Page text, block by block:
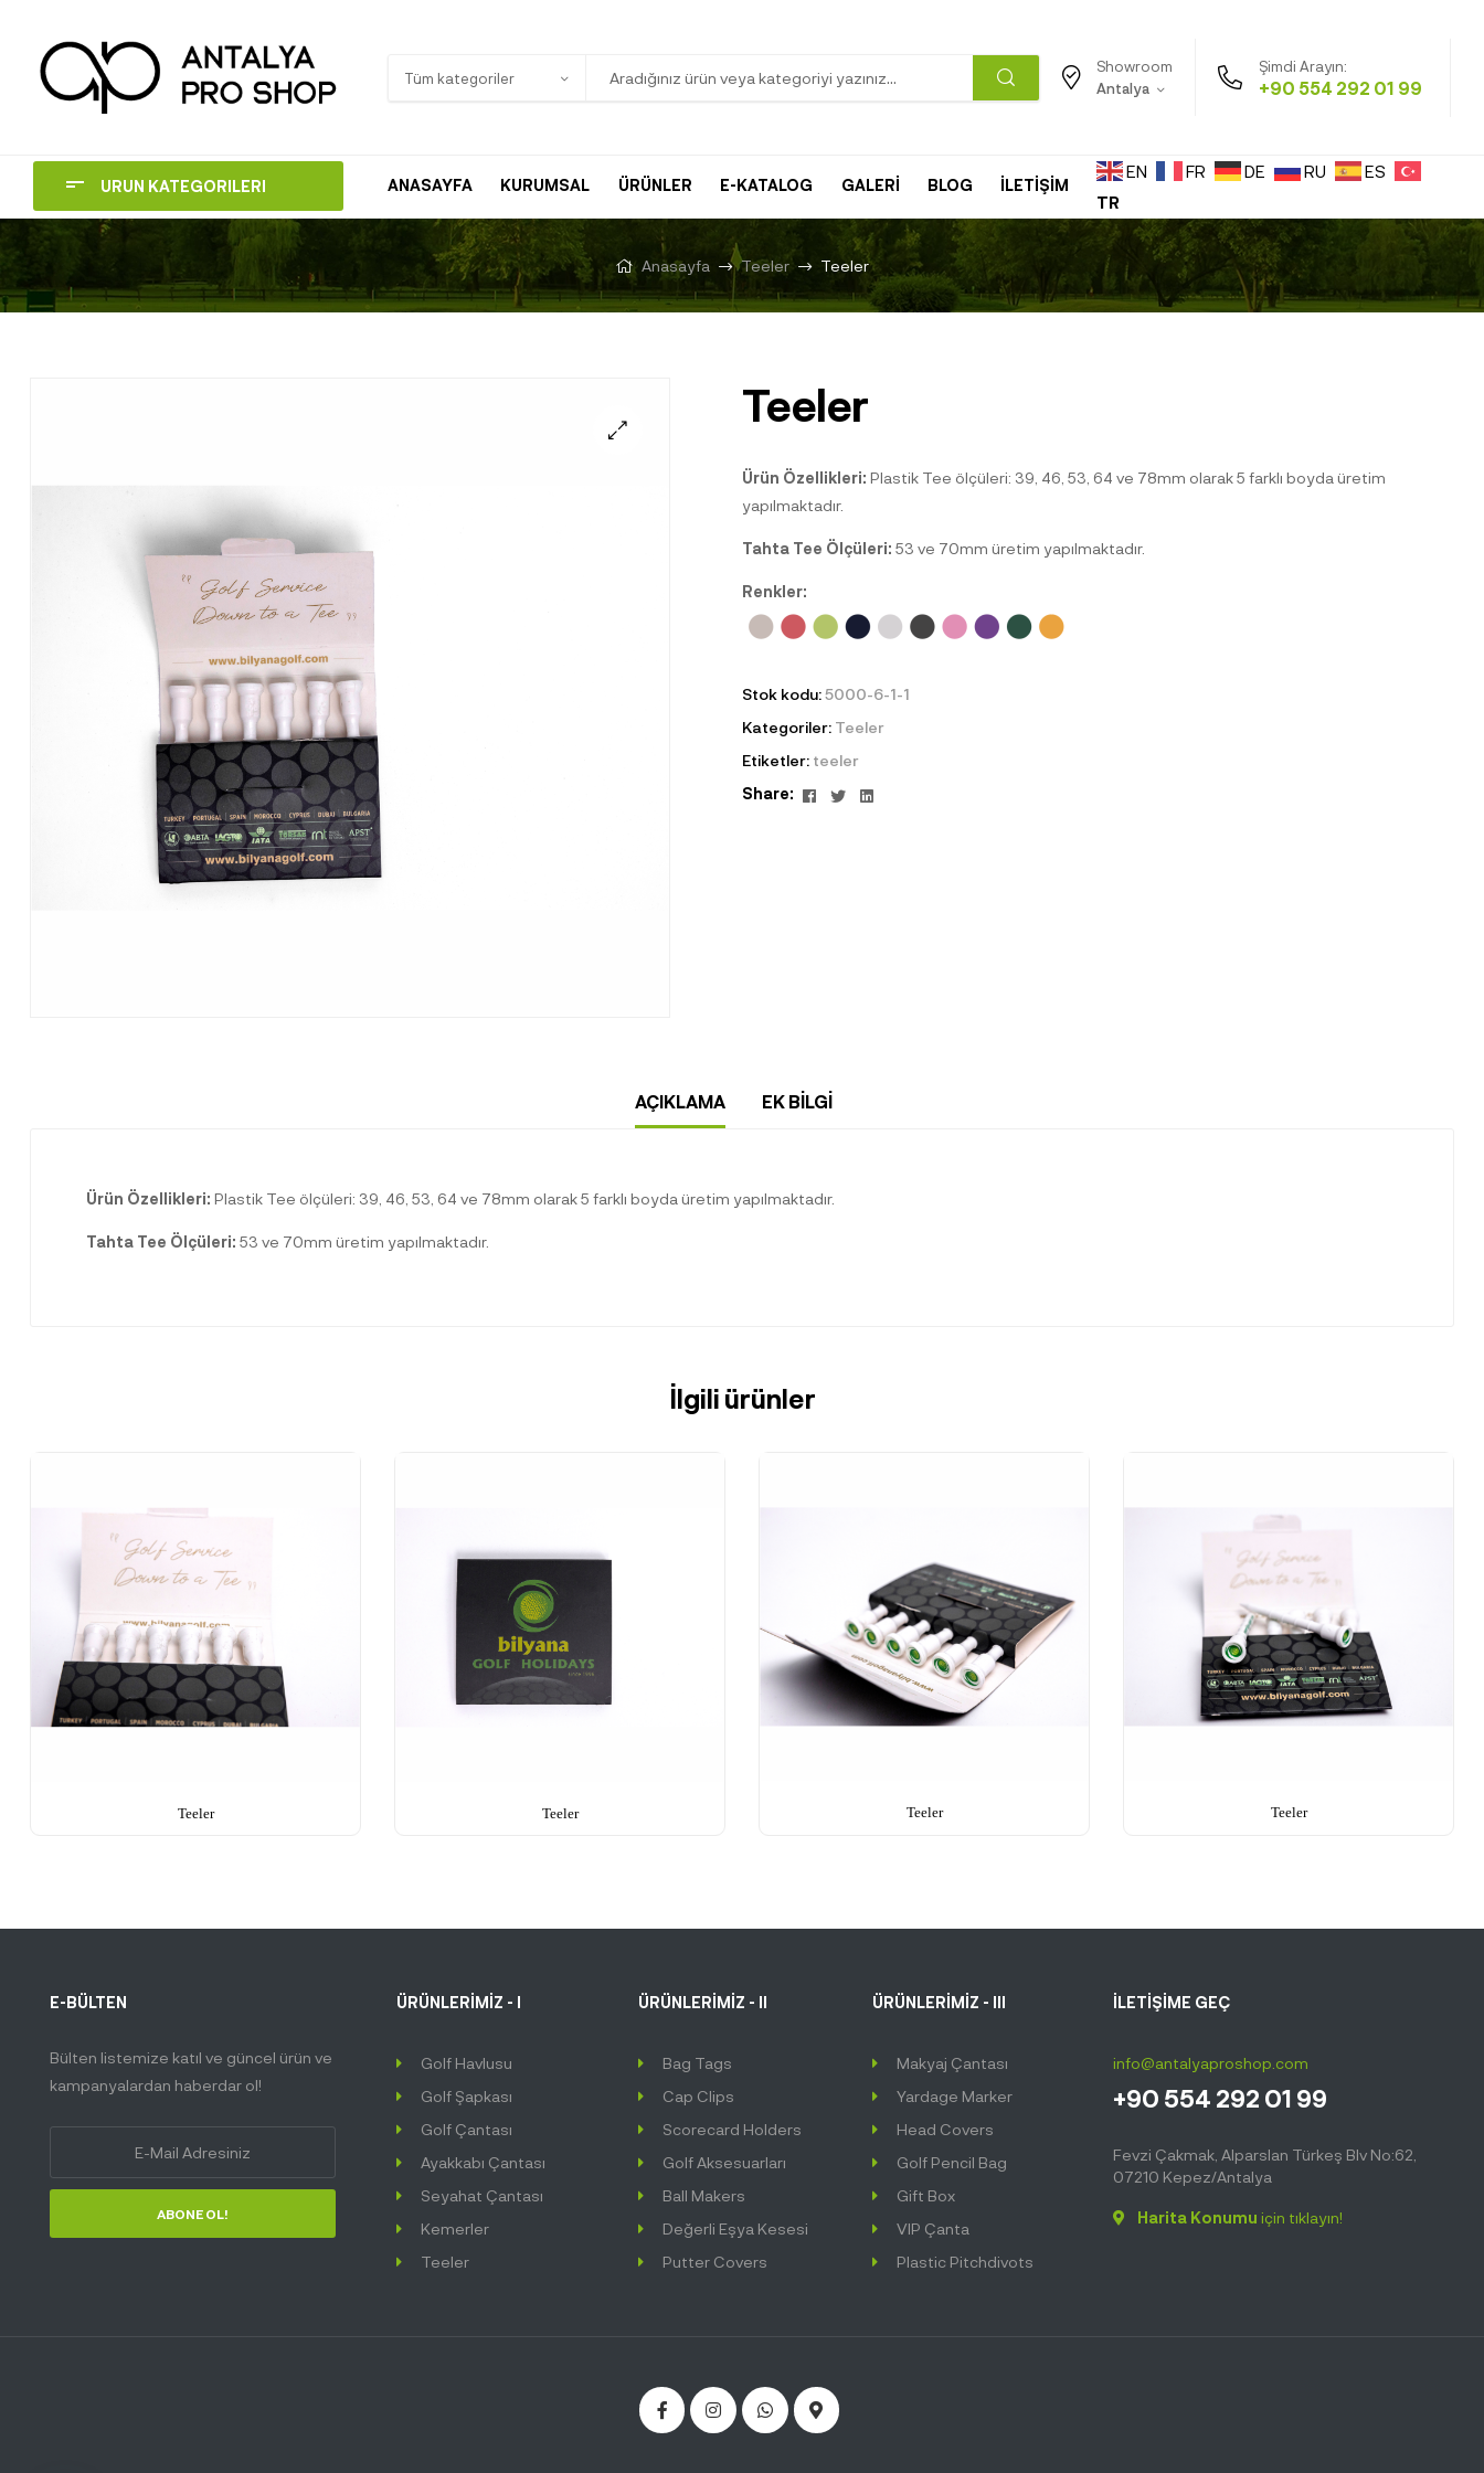
Tüm kategoriler
Showroom
Antalya
Şimdi Arayın:
+90 554 292 01 99
ÜRÜN KATEGORİLERİ ANASAYFA KURUMSAL ÜRÜNLER E-KATALOG GALERİ BLOG İLETİŞİM
EN FR DE RU
ES
TR
Anasayfa Teeler Teeler
Teeler
Ürün Özellikleri: Plastik Tee ölçüleri: 39, 46, 53, 64 ve 78mm olarak 5 farklı boyda üretim
yapılmaktadır.
Tahta Tee Ölçüleri: 53 ve 70mm üretim yapılmaktadır.
Renkler:
Stok kodu:5000-6-1-1
Kategoriler: Teeler
Etiketler: teeler
Share:
Facebook
Twitter
Linkedin
AÇIKLAMA EK BILGI
Ürün Özellikleri: Plastik Tee ölçüleri: 39, 46, 53, 64 ve 78mm olarak 5 farklı boyda üretim yapılmaktadır.
Tahta Tee Ölçüleri: 53 ve 70mm üretim yapılmaktadır.
İlgili ürünler
Teeler Teeler Teeler Teeler
E-BÜLTEN
Bülten listemize katıl ve güncel ürün ve
kampanyalardan haberdar ol!
ABONE OL!
ÜRÜNLERİMİZ - I
Golf Havlusu
Golf Şapkası
Golf Çantası
Ayakkabı Çantası
Seyahat Çantası
Kemerler
Teeler
ÜRÜNLERİMİZ - II
Bag Tags
Cap Clips
Scorecard Holders
Golf Aksesuarları
Ball Makers
Değerli Eşya Kesesi
Putter Covers
ÜRÜNLERİMİZ - III
Makyaj Çantası
Yardage Marker
Head Covers
Golf Pencil Bag
Gift Box
VIP Çanta
Plastic Pitchdivots
İLETİŞİME GEÇ
info@antalyaproshop.com
+90 554 292 01 99
Fevzi Çakmak, Alparslan Türkeş Blv No:62,
07210 Kepez/Antalya
Harita Konumu için tıklayın!